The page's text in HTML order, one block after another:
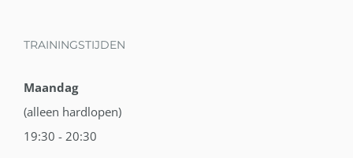
TRAININGSTIJDEN
Maandag
(alleen hardlopen)
19:30 - 20:30